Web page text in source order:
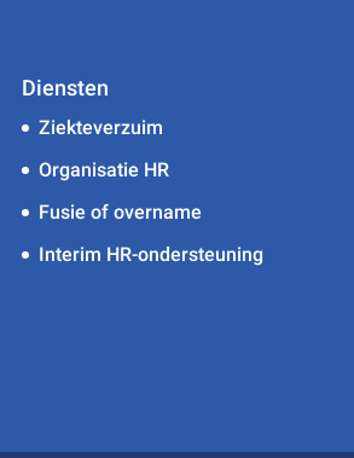
Diensten
Ziekteverzuim
Organisatie HR
Fusie of overname
Interim HR-ondersteuning